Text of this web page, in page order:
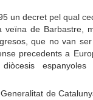
un decret pel qual
de Barbastre,
que no van
precedents a
de